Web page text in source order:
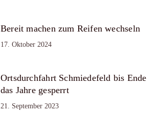
Bereit machen zum Reifen wechseln
17. Oktober 2024
Ortsdurchfahrt Schmiedefeld bis Ende
das Jahre gesperrt
21. September 2023